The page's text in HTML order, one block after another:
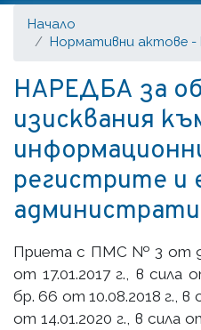
Начало
Нормативни актове -
НАРЕДБА за
изисквания
регистрите и
Приета с ПМС № 3 от
от 17.01.2017 г., в сила
бр. 66 от 10.08.2018 г., в
от 14.01.2020 г., в сила